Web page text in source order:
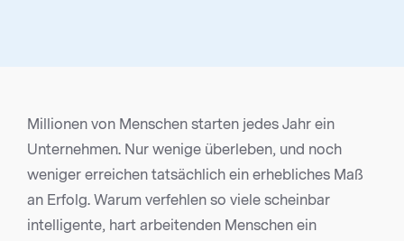
Millionen von Menschen starten jedes Jahr ein
Unternehmen. Nur wenige überleben, und noch
weniger erreichen tatsächlich ein erhebliches Maß
an Erfolg. Warum verfehlen so viele scheinbar
intelligente, hart arbeitenden Menschen ein